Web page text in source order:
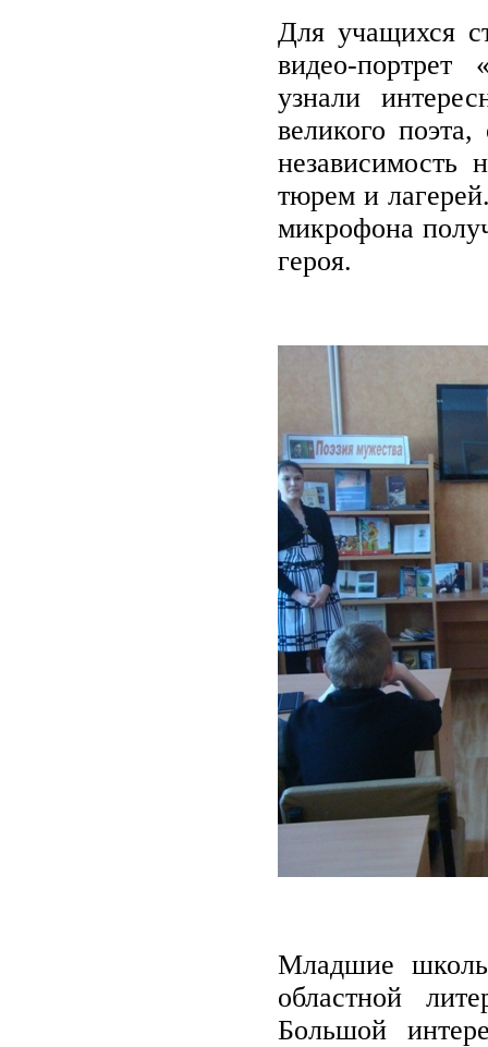
Для учащихся
видео-портрет
узнали
великого
независимость
тюрем и
микрофона
героя.
Младшие
областной
Большой